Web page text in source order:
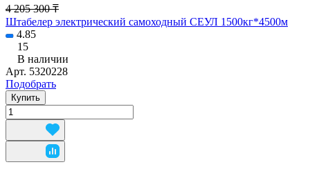
4 205 300 ₸
Штабелер электрический самоходный СЕУЛ 1500кг*4500м
4.85
15
В наличии
Арт. 5320228
Подобрать
Купить